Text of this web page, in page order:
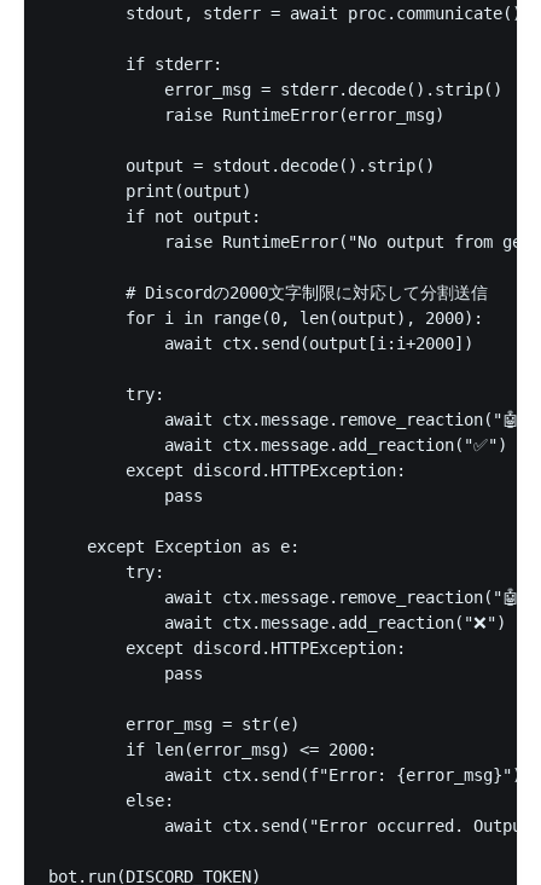
        stdout, stderr = await proc.communicate()
        if stderr:
            error_msg = stderr.decode().strip()
            raise RuntimeError(error_msg)
        output = stdout.decode().strip()
        print(output)
        if not output:
raise RuntimeError("No output from
        # Discordの2000文字制限に対応して分割送信
        for i in range(0, len(output), 2000):
            await ctx.send(output[i:i+2000])
        try:
await
            await ctx.message.add_reaction("✅")
        except discord.HTTPException:
            pass
    except Exception as e:
        try:
await
            await ctx.message.add_reaction("❌")
        except discord.HTTPException:
            pass
        error_msg = str(e)
        if len(error_msg) <= 2000:
            await ctx.send(f"Error: {error_msg}")
        else:
await ctx.send("Error occurred. Output
bot.run(DISCORD_TOKEN)